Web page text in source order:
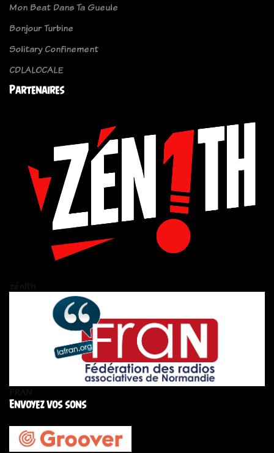
Mon Beat Dans Ta Gueule
Bonjour Turbine
Solitary Confinement
CDLALOCALE
Partenaires
Envoyez vos sons